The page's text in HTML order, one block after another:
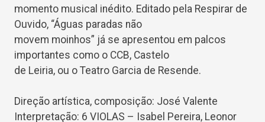
momento musical inédito. Editado pela Respirar de
Ouvido, “Águas paradas não
movem moinhos” já se apresentou em palcos
importantes como o CCB, Castelo
de Leiria, ou o Teatro Garcia de Resende.
Direção artística, composição: José Valente
Interpretação: 6 VIOLAS – Isabel Pereira, Leonor